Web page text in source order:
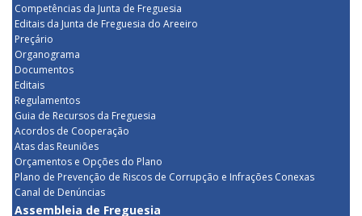
Competências da Junta de Freguesia
Editais da Junta de Freguesia do Areeiro
Preçário
Organograma
Documentos
Editais
Regulamentos
Guia de Recursos da Freguesia
Acordos de Cooperação
Atas das Reuniões
Orçamentos e Opções do Plano
Plano de Prevenção de Riscos de Corrupção e Infrações Conexas
Canal de Denúncias
Assembleia de Freguesia